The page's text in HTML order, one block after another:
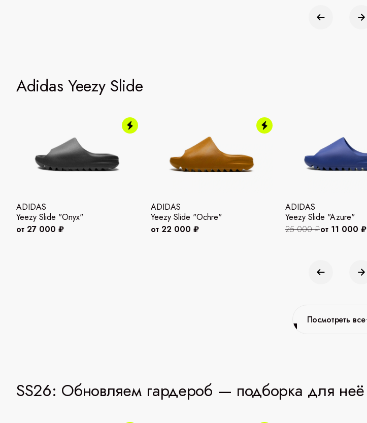
Adidas Yeezy Slide
ADIDAS
Yeezy Slide "Onyx"
от 27 000 ₽
ADIDAS
Yeezy Slide "Ochre"
от 22 000 ₽
ADIDAS
Yeezy Slide "Azure"
25 000 ₽от 11 000 ₽
Посмотреть все
SS26: Обновляем гардероб — подборка для неё